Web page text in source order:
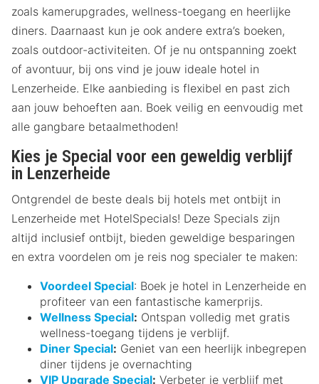
zoals kamerupgrades, wellness-toegang en heerlijke
diners. Daarnaast kun je ook andere extra’s boeken,
zoals outdoor-activiteiten. Of je nu ontspanning zoekt
of avontuur, bij ons vind je jouw ideale hotel in
Lenzerheide. Elke aanbieding is flexibel en past zich
aan jouw behoeften aan. Boek veilig en eenvoudig met
alle gangbare betaalmethoden!
Kies je Special voor een geweldig verblijf
in Lenzerheide
Ontgrendel de beste deals bij hotels met ontbijt in
Lenzerheide met HotelSpecials! Deze Specials zijn
altijd inclusief ontbijt, bieden geweldige besparingen
en extra voordelen om je reis nog specialer te maken:
Voordeel Special: Boek je hotel in Lenzerheide en
profiteer van een fantastische kamerprijs.
Wellness Special: Ontspan volledig met gratis
wellness-toegang tijdens je verblijf.
Diner Special: Geniet van een heerlijk inbegrepen
diner tijdens je overnachting
VIP Upgrade Special: Verbeter je verblijf met